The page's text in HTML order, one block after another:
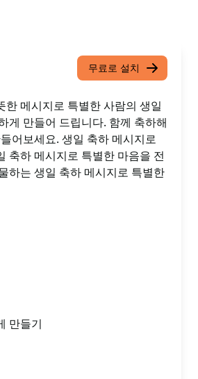
무료로 설치
메시지로 특별한 사람의 생일
게 만들어 드립니다. 함께 축하해
어보세요. 생일 축하 메시지로
축하 메시지로 특별한 마음을 전
하는 생일 축하 메시지로 특별한
만들기